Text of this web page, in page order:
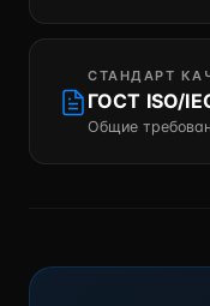
СТАНДАРТ
ГОСТ ISO/
Общие